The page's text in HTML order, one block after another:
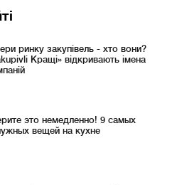
ринку закупівель - хто вони?
Кращі» відкривають імена
это немедленно! 9 самых
вещей на кухне